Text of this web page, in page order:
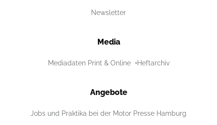
Newsletter
Media
Mediadaten Print & Online Heftarchiv
Angebote
Jobs und Praktika bei der Motor Presse Hamburg